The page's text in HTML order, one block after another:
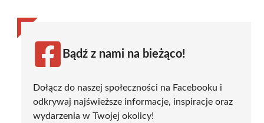
Bądź z nami na bieżąco!
Dołącz do naszej społeczności na Facebooku i
odkrywaj najświeższe informacje, inspiracje oraz
wydarzenia w Twojej okolicy!